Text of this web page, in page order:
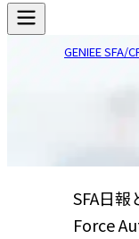
GENIEE SFA/
SFA日
Force